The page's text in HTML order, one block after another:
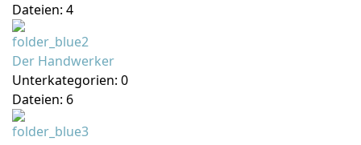
Dateien: 4
Der Handwerker
Unterkategorien: 0
Dateien: 6